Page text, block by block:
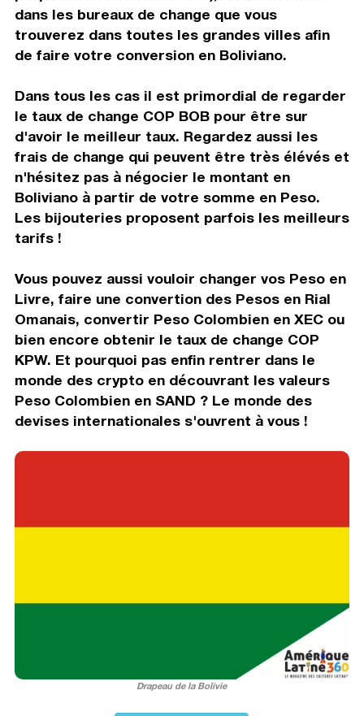
dans les bureaux de change que vous
trouverez dans toutes les grandes villes afin
de faire votre conversion en Boliviano.
Dans tous les cas il est primordial de regarder
le taux de change COP BOB pour être sur
d'avoir le meilleur taux. Regardez aussi les
frais de change qui peuvent être très élévés et
n'hésitez pas à négocier le montant en
Boliviano à partir de votre somme en Peso.
Les bijouteries proposent parfois les meilleurs
tarifs !
Vous pouvez aussi vouloir changer vos Peso en
Livre, faire une convertion des Pesos en Rial
Omanais, convertir Peso Colombien en XEC ou
bien encore obtenir le taux de change COP
KPW. Et pourquoi pas enfin rentrer dans le
monde des crypto en découvrant les valeurs
Peso Colombien en SAND ? Le monde des
devises internationales s'ouvrent à vous !
Drapeau de la Bolivie